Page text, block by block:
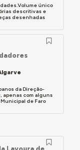
único
descritivas e
desenhadas
da Direção-
apenas com alguns
de Faro
Lavoura de